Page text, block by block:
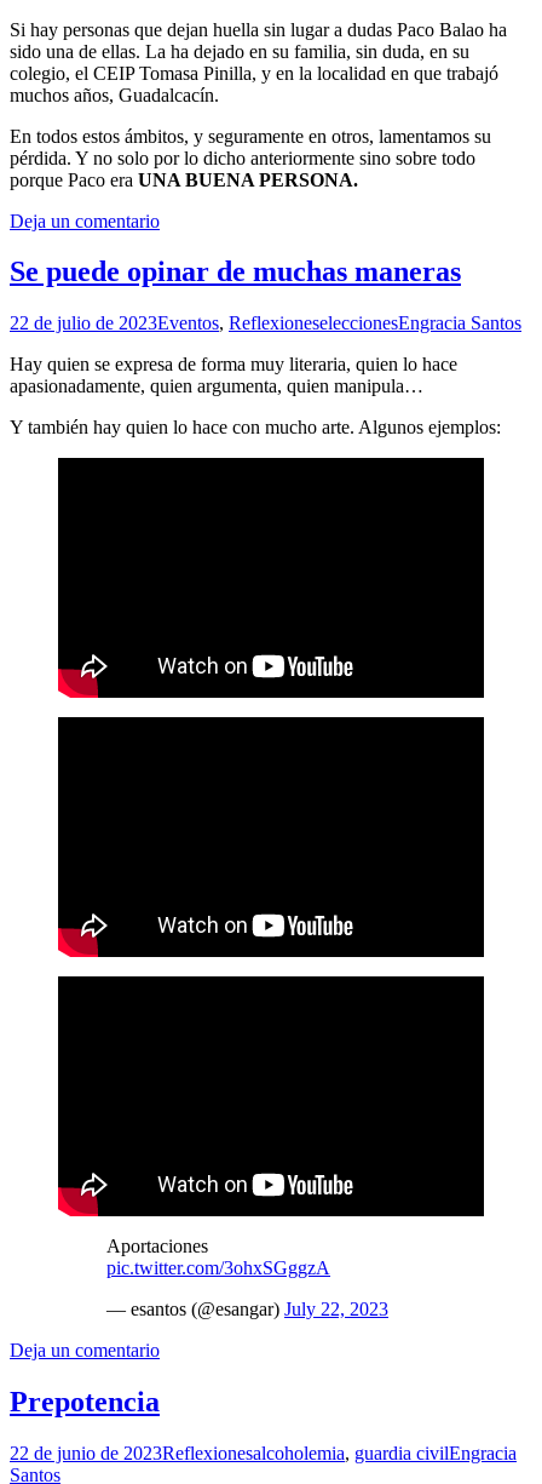
Si hay personas que dejan huella sin lugar a dudas Paco Balao ha
sido una de ellas. La ha dejado en su familia, sin duda, en su
colegio, el CEIP Tomasa Pinilla, y en la localidad en que trabajó
muchos años, Guadalcacín.
En todos estos ámbitos, y seguramente en otros, lamentamos su
pérdida. Y no solo por lo dicho anteriormente sino sobre todo
porque Paco era UNA BUENA PERSONA.
Deja un comentario
Se puede opinar de muchas maneras
22 de julio de 2023Eventos, ReflexioneseleccionesEngracia Santos
Hay quien se expresa de forma muy literaria, quien lo hace
apasionadamente, quien argumenta, quien manipula…
Y también hay quien lo hace con mucho arte. Algunos ejemplos:
Aportaciones
pic.twitter.com/3ohxSGggzA
— esantos (@esangar) July 22, 2023
Deja un comentario
Prepotencia
22 de junio de 2023Reflexionesalcoholemia, guardia civilEngracia
Santos